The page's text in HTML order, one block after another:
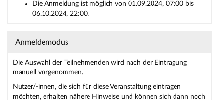
Die Anmeldung ist möglich von 01.09.2024, 07:00 bis
06.10.2024, 22:00.
Anmeldemodus
Die Auswahl der Teilnehmenden wird nach der Eintragung
manuell vorgenommen.
Nutzer/-innen, die sich für diese Veranstaltung eintragen
möchten, erhalten nähere Hinweise und können sich dann noch